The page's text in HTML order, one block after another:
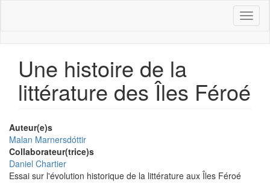
Une histoire de la
littérature des Îles Féroé
Auteur(e)s
Malan Marnersdóttir
Collaborateur(trice)s
Daniel Chartier
Essai sur l'évolution historique de la littérature aux Îles Féroé